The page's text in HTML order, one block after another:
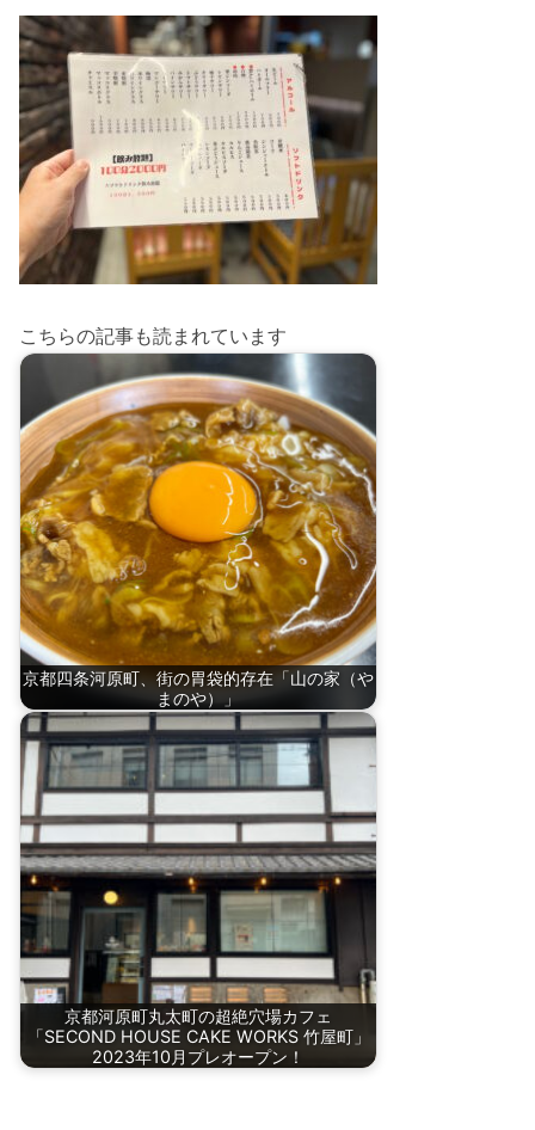
こちらの記事も読まれています
京都四条河原町、街の胃袋的存在「山の家（や
まのや）」
京都河原町丸太町の超絶穴場カフェ
「SECOND HOUSE CAKE WORKS 竹屋町」
2023年10月プレオープン！